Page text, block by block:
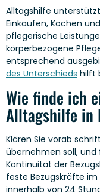
Alltagshilfe
Einkaufen, Kochen
pflegerische
körperbezogene
entsprechend
des Unterschieds hilft
Wie finde ich
Alltagshilfe in
Klären Sie vorab
übernehmen soll,
Kontinuität der
feste Bezugskräfte
innerhalb von 24